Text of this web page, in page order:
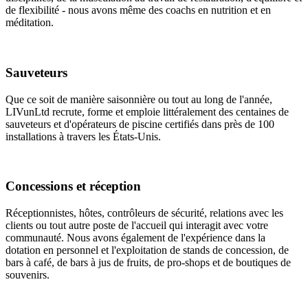
de flexibilité - nous avons même des coachs en nutrition et en
méditation.
Sauveteurs
Que ce soit de manière saisonnière ou tout au long de l'année,
LIVunLtd recrute, forme et emploie littéralement des centaines de
sauveteurs et d'opérateurs de piscine certifiés dans près de 100
installations à travers les États-Unis.
Concessions et réception
Réceptionnistes, hôtes, contrôleurs de sécurité, relations avec les
clients ou tout autre poste de l'accueil qui interagit avec votre
communauté. Nous avons également de l'expérience dans la
dotation en personnel et l'exploitation de stands de concession, de
bars à café, de bars à jus de fruits, de pro-shops et de boutiques de
souvenirs.